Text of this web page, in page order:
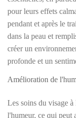
pour leurs effets
pendant et après le
dans la peau et
créer un
profonde et un
Amélioration de
Les soins du visage
l'humeur, ce qui peut